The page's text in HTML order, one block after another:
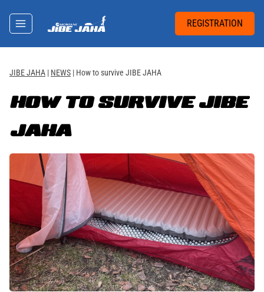
content
REGISTRATION
JIBE JAHA | NEWS | How to survive JIBE JAHA
HOW TO SURVIVE JIBE
JAHA